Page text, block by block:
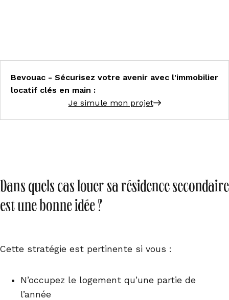
Bevouac - Sécurisez votre avenir avec l'immobilier
locatif clés en main :
Je simule mon projet
Dans quels cas louer sa résidence secondaire
est une bonne idée ?
Cette stratégie est pertinente si vous :
N’occupez le logement qu’une partie de
l’année